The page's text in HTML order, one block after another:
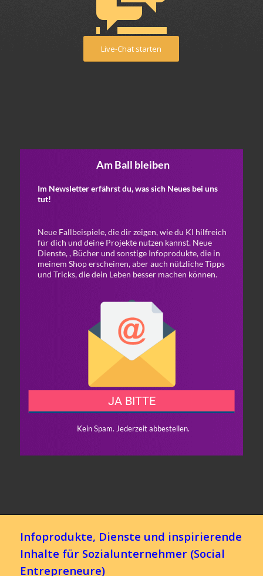
Live-Chat starten
Infoprodukte, Dienste und inspirierende
Inhalte für Sozialunternehmer (Social
Entrepreneure)